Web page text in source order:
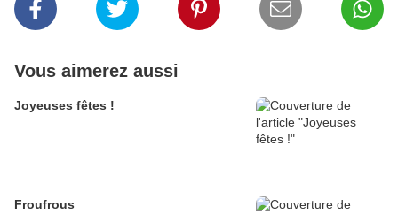
Vous aimerez aussi
Joyeuses fêtes !
Froufrous